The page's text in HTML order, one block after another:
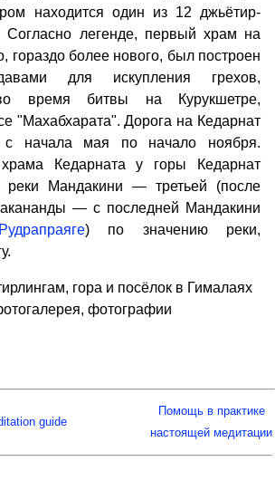
находится один из 12 джьётир-
легенде, первый храм на
гораздо более нового, был построен
для искупления грехов,
время битвы на Курукшетре,
"Махабхарата". Дорога на Кедарнат
с начала мая по начало ноября.
Кедарната у горы Кедарнат
реки Мандакини — третьей (после
— с последней Мандакини
Рудрапраяге) по значению реки,
гора и посёлок в Гималаях
фотографии
guide
Помощь в практике
настоящей медитации